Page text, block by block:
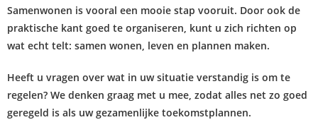
Samenwonen is vooral een mooie stap vooruit. Door ook de
praktische kant goed te organiseren, kunt u zich richten op
wat echt telt: samen wonen, leven en plannen maken.
Heeft u vragen over wat in uw situatie verstandig is om te
regelen? We denken graag met u mee, zodat alles net zo goed
geregeld is als uw gezamenlijke toekomstplannen.